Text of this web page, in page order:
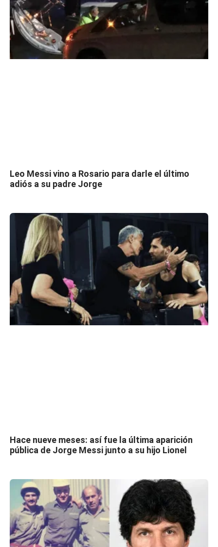
Leo Messi vino a Rosario para darle el último
adiós a su padre Jorge
Hace nueve meses: así fue la última aparición
pública de Jorge Messi junto a su hijo Lionel